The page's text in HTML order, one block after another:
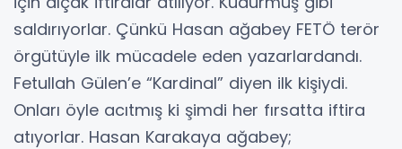
saldırıyorlar. Çünkü Hasan ağabey FETÖ terör
örgütüyle ilk mücadele eden yazarlardandı.
Fetullah Gülen’e “Kardinal” diyen ilk kişiydi.
Onları öyle acıtmış ki şimdi her fırsatta iftira
atıyorlar. Hasan Karakaya ağabey;